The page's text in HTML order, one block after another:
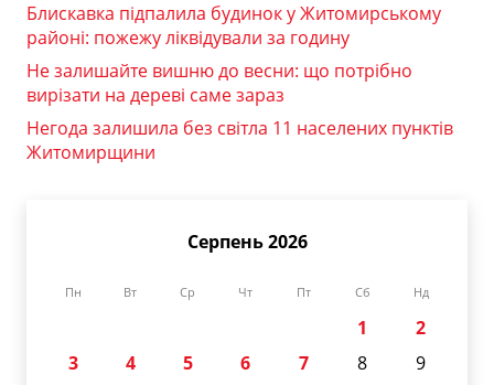
Блискавка підпалила будинок у Житомирському
районі: пожежу ліквідували за годину
Не залишайте вишню до весни: що потрібно
вирізати на дереві саме зараз
Негода залишила без світла 11 населених пунктів
Житомирщини
Серпень 2026
Пн Вт Ср Чт Пт Сб Нд
1
2
3
4 5 6 7 8
9